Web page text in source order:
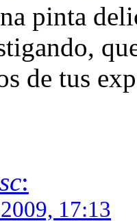
pinta
de tus
:
17:13